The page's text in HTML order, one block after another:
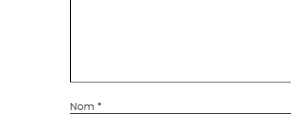
Nom *